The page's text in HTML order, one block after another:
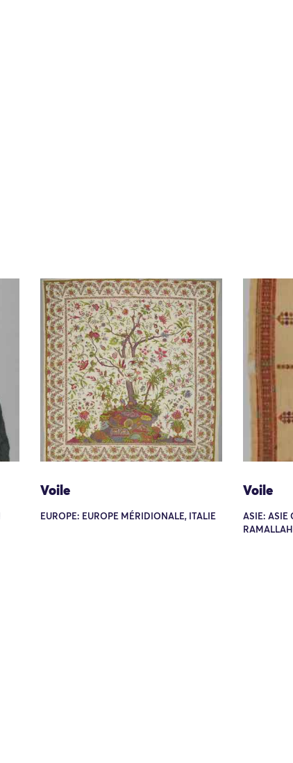
Voile
EUROPE: EUROPE MÉRIDIONALE, ITALIE
Voile
ASIE: ASIE
RAMALLAH